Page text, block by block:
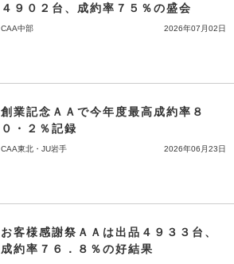
４９０２台、成約率７５％の盛会
CAA中部 2026年07月02日
創業記念ＡＡで今年度最高成約率８
０・２％記録
CAA東北・JU岩手 2026年06月23日
お客様感謝祭ＡＡは出品４９３３台、
成約率７６．８％の好結果